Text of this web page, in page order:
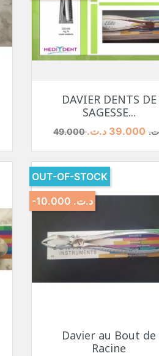
نظرة سريعة
DAVIER DENTS DE
SAGESSE...
السعر الأساسي د.ت.‏ 39.000 د.ت.‏
 نظرة سريعة
Davier au Bout de
Racine
OUT-OF-STOCK
-10.000 د.ت.‏